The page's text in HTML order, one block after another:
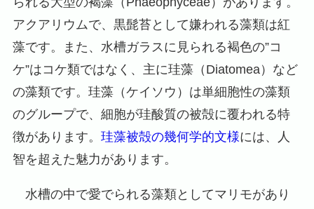
アクアリウムで、黒髭苔として嫌われる藻類は紅
藻です。また、水槽ガラスに見られる褐色の”コ
ケ”はコケ類ではなく、主に珪藻（Diatomea）など
の藻類です。珪藻（ケイソウ）は単細胞性の藻類
のグループで、細胞が珪酸質の被殻に覆われる特
徴があります。 珪藻被殻の幾何学的文様には、人
智を超えた魅力があります。
水槽の中で愛でられる藻類としてマリモがあり